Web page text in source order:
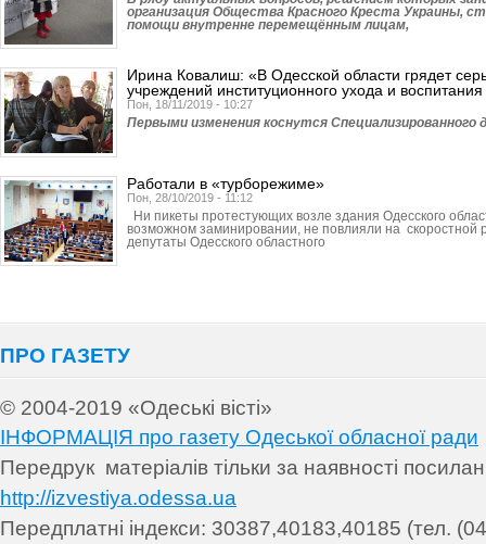
организация Общества Красного Креста Украины,
помощи внутренне перемещённым лицам,
Ирина Ковалиш: «В Одесской области грядет
учреждений институционного ухода и
Пон, 18/11/2019 - 10:27
Первыми изменения коснутся Специали­зированного
Работали в «турборежиме»
Пон, 28/10/2019 - 11:12
Ни пикеты протестующих возле здания Одесского
возможном заминировании, не повлияли на скоростной
депутаты Одесского областного
ПРО ГАЗЕТУ
© 2004-2019 «Одеські вісті»
ІНФОРМАЦІЯ про газету Одеської обласної ради
Передрук матеріалів тільки за наявності
http://izvestiya.odessa.ua
Передплатні індекси: 30387,40183,40185 (тел.